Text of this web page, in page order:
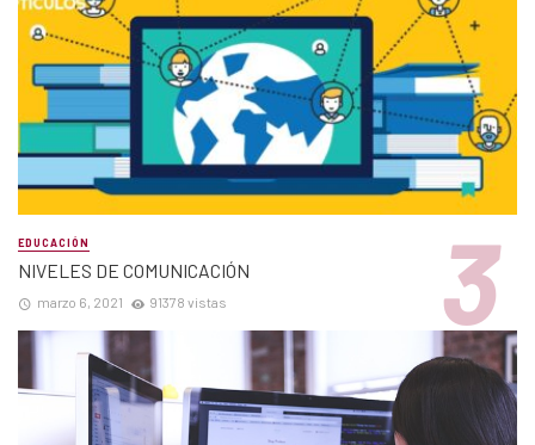
EDUCACIÓN
NIVELES DE COMUNICACIÓN
marzo 6, 2021 91378 vistas